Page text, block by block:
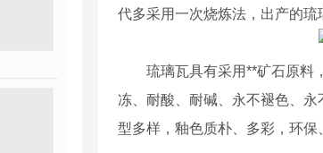
代多采用一次烧炼法，出产的琉
琉璃瓦具有采用**矿石原料
冻、耐酸、耐碱、永不褪色、
型多样，釉色质朴、多彩，环